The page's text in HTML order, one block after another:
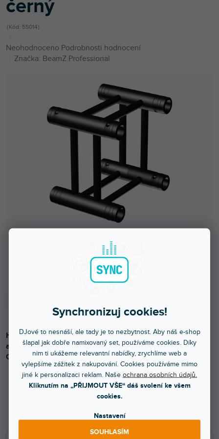
Synchronizuj cookies!
DJové to nesnáší, ale tady je to nezbytnost. Aby náš e-shop
šlapal jak dobře namixovaný set, používáme cookies. Díky
nim ti ukážeme relevantní nabídky, zrychlíme web a
vylepšíme zážitek z nakupování. Cookies používáme mimo
jiné k personalizaci reklam. Naše ochrana osobních údajů.
Kliknutím na „PŘIJMOUT VŠE“ dáš svolení ke všem
cookies.
Nastavení
SOUHLASÍM
černý
Kód: 55014
Průměrné
hodnocení
Neohodnoceno Podrobnosti hodnocení
Značka: BeamZ Professional
2 699 Kč
Hranatý hliníkový příhradový nosník. Černá barva. Rychlá
a snadná montáž. Lehká váha. Vyrobeno v Evropě.
Certifikováno TÜV.